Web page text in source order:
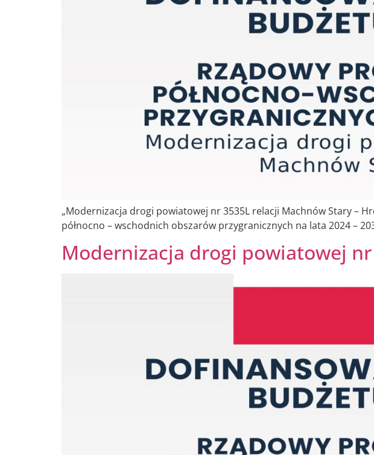
„Modernizacja drogi powiatowej nr 3535L relacji Machnów Stary –
północno – wschodnich obszarów przygranicznych na lata 2024 –
Modernizacja drogi powiatowej nr